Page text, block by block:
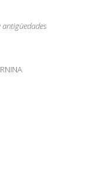
antigüedades